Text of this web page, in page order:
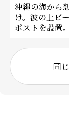
沖縄の海から
け。波の上ビ
ポストを設置。
同